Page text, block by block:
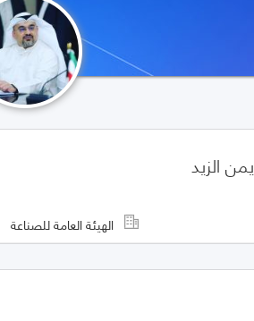
الزيد
الهيئة العامة للصناعة